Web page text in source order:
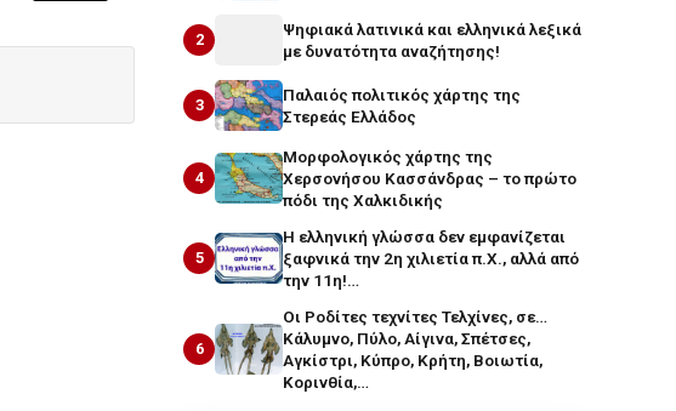
2
Ψηφιακά λατινικά και ελληνικά λεξικά
με δυνατότητα αναζήτησης!
3
Παλαιός πολιτικός χάρτης της
Στερεάς Ελλάδος
4
Μορφολογικός χάρτης της
Χερσονήσου Κασσάνδρας – το πρώτο
πόδι της Χαλκιδικής
5
Η ελληνική γλώσσα δεν εμφανίζεται
ξαφνικά την 2η χιλιετία π.Χ., αλλά από
την 11η!…
6
Οι Ροδίτες τεχνίτες Τελχίνες, σε…
Κάλυμνο, Πύλο, Αίγινα, Σπέτσες,
Αγκίστρι, Κύπρο, Κρήτη, Βοιωτία,
Κορινθία,…